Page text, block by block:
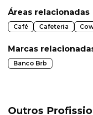
Áreas relacionadas
Café Cafeteria
Marcas
Banco Brb
Outros